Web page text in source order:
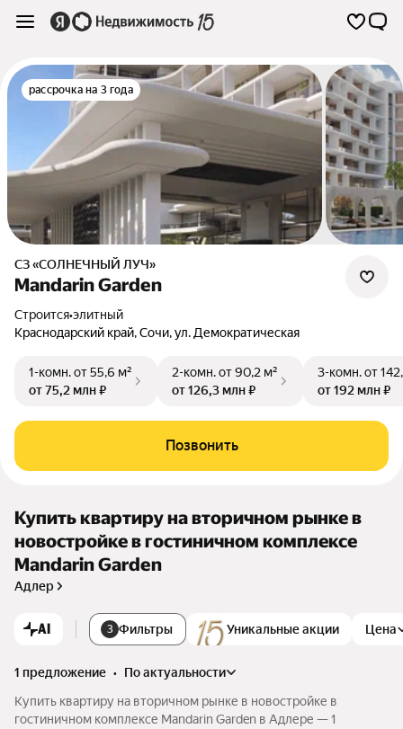
рассрочка на 3 года
СЗ «СОЛНЕЧНЫЙ ЛУЧ»
Mandarin Garden
Строится•элитный
Краснодарский край,Сочи,ул. Демократическая
1-комн.от 55,6 м²
от 75,2 млн ₽
2-комн.от 90,2 м²
от 126,3 млн ₽
3-комн.от
от 192 млн ₽
Позвонить
Купить квартиру на вторичном рынке в
новостройке в гостиничном комплексе
Mandarin Garden
Адлер
AI 3 Фильтры Уникальные акции Цена
1 предложение •
по актуальности
Купить квартиру на вторичном рынке в новостройке в
гостиничном комплексе Mandarin Garden в Адлере — 1